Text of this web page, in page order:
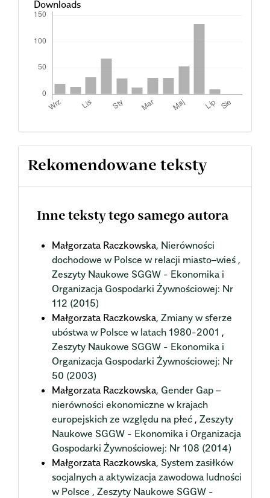
Downloads
Rekomendowane teksty
Inne teksty tego samego autora
Małgorzata Raczkowska, Nierówności
dochodowe w Polsce w relacji miasto–wieś ,
Zeszyty Naukowe SGGW - Ekonomika i
Organizacja Gospodarki Żywnościowej: Nr
112 (2015)
Małgorzata Raczkowska, Zmiany w sferze
ubóstwa w Polsce w latach 1980-2001 ,
Zeszyty Naukowe SGGW - Ekonomika i
Organizacja Gospodarki Żywnościowej: Nr
50 (2003)
Małgorzata Raczkowska, Gender Gap –
nierówności ekonomiczne w krajach
europejskich ze względu na płeć , Zeszyty
Naukowe SGGW - Ekonomika i Organizacja
Gospodarki Żywnościowej: Nr 108 (2014)
Małgorzata Raczkowska, System zasiłków
socjalnych a aktywizacja zawodowa ludności
w Polsce , Zeszyty Naukowe SGGW -